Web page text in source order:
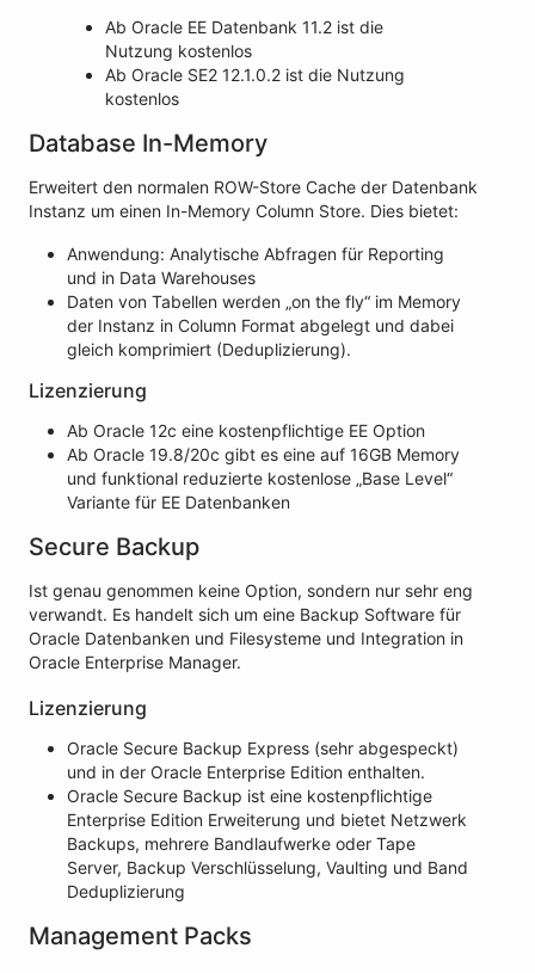
Ab Oracle EE Datenbank 11.2 ist die
Nutzung kostenlos
Ab Oracle SE2 12.1.0.2 ist die Nutzung
kostenlos
Database In-Memory
Erweitert den normalen ROW-Store Cache der Datenbank
Instanz um einen In-Memory Column Store. Dies bietet:
Anwendung: Analytische Abfragen für Reporting
und in Data Warehouses
Daten von Tabellen werden „on the fly“ im Memory
der Instanz in Column Format abgelegt und dabei
gleich komprimiert (Deduplizierung).
Lizenzierung
Ab Oracle 12c eine kostenpflichtige EE Option
Ab Oracle 19.8/20c gibt es eine auf 16GB Memory
und funktional reduzierte kostenlose „Base Level“
Variante für EE Datenbanken
Secure Backup
Ist genau genommen keine Option, sondern nur sehr eng
verwandt. Es handelt sich um eine Backup Software für
Oracle Datenbanken und Filesysteme und Integration in
Oracle Enterprise Manager.
Lizenzierung
Oracle Secure Backup Express (sehr abgespeckt)
und in der Oracle Enterprise Edition enthalten.
Oracle Secure Backup ist eine kostenpflichtige
Enterprise Edition Erweiterung und bietet Netzwerk
Backups, mehrere Bandlaufwerke oder Tape
Server, Backup Verschlüsselung, Vaulting und Band
Deduplizierung
Management Packs